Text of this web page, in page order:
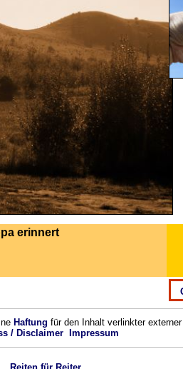
erinnert
Haftung für den Inhalt verlinkter
/ Disclaimer
Impressum